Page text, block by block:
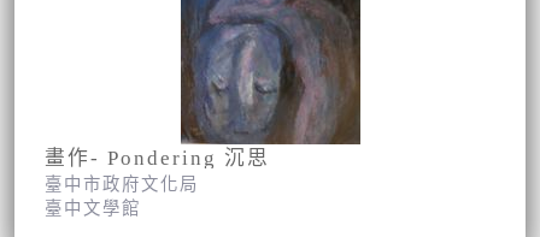
畫作- Pondering 沉思
臺中市政府文化局
臺中文學館